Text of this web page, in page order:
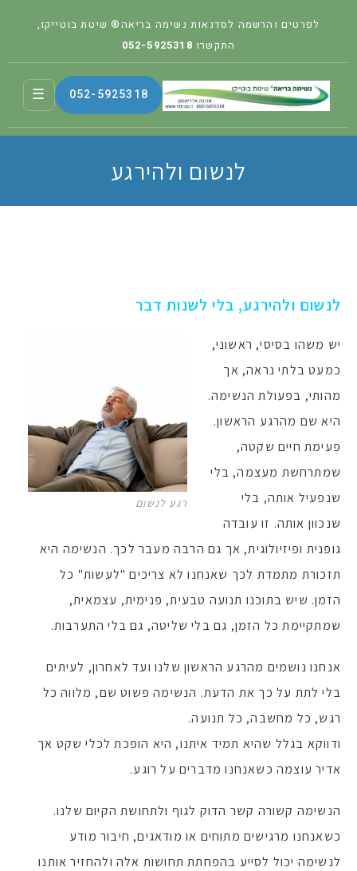
לפרטים והרשמה לסדנאות נשימה בריאה® שיטת בוטייקו,
התקשרו 052-5925318
052-5925318
☰
לנשום ולהירגע
לנשום ולהירגע, בלי לשנות דבר
רגע לנשום
יש משהו בסיסי, ראשוני,
כמעט בלתי נראה, אך
מהותי, בפעולת הנשימה.
היא שם מהרגע הראשון.
פעימת חיים שקטה,
שמתרחשת מעצמה, בלי
שנפעיל אותה, בלי
שנכוון אותה. זו עובדה
גופנית ופיזיולוגית, אך גם הרבה מעבר לכך. הנשימה היא
תזכורת מתמדת לכך שאנחנו לא צריכים "לעשות" כל
הזמן. שיש בתוכנו תנועה טבעית, פנימית, עצמאית,
שמתקיימת כל הזמן, גם בלי שליטה, גם בלי התערבות.
אנחנו נושמים מהרגע הראשון שלנו ועד לאחרון, לעיתים
בלי לתת על כך את הדעת. הנשימה פשוט שם, מלווה כל
רגש, כל מחשבה, כל תנועה.
ודווקא בגלל שהיא תמיד איתנו, היא הופכת לכלי שקט אך
אדיר עוצמה כשאנחנו מדברים על רוגע.
הנשימה קשורה קשר הדוק לגוף ולתחושת הקיום שלנו.
כשאנחנו מרגישים מתוחים או מודאגים, חיבור מודע
לנשימה יכול לסייע בהפחתת תחושות אלה ולהחזיר אותנו